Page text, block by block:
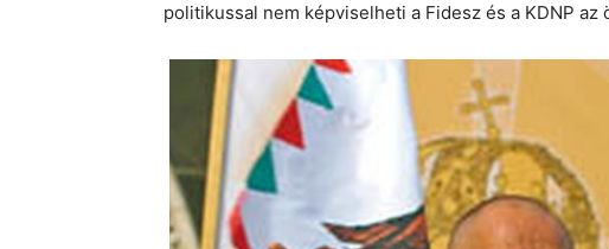
politikussal nem képviselheti a Fidesz és a KDNP az